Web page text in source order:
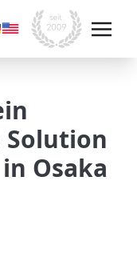
Solution
Osaka